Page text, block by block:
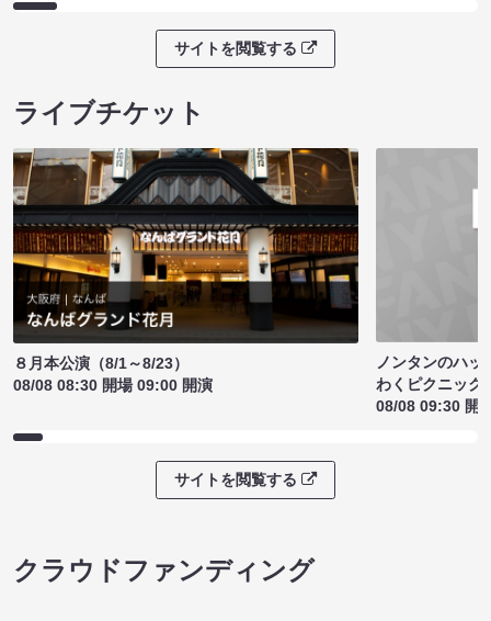
サイトを閲覧する
ライブチケット
８月本公演（8/1～8/23）
08/08 08:30 開場 09:00 開演
ノンタンのハッ
わくピクニック
08/08 09:30 開
サイトを閲覧する
クラウドファンディング